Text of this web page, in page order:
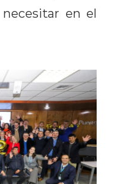
en el